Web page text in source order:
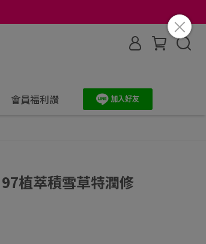
會員福利讚
植萃積雪草特潤修